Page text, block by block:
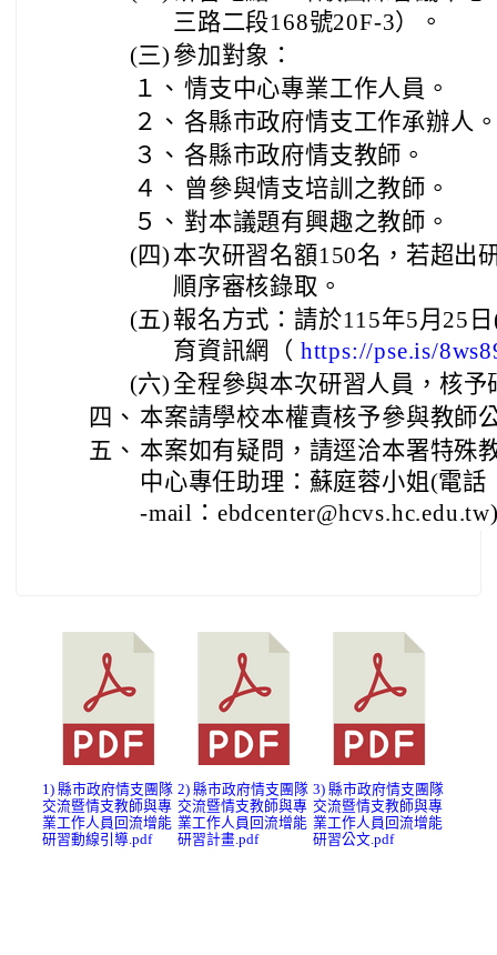
三路二段168號20F-3）。
(三) 參加對象：
１、 情支中心專業工作人員。
２、 各縣市政府情支工作承辦人
３、 各縣市政府情支教師。
４、 曾參與情支培訓之教師。
５、 對本議題有興趣之教師。
(四) 本次研習名額150名，若超出
順序審核錄取。
(五) 報名方式：請於115年5月25
育資訊網（ https://pse.is/
(六) 全程參與本次研習人員，核
四、 本案請學校本權責核予參與教師
五、 本案如有疑問，請逕洽本署特殊
中心專任助理：蘇庭蓉小姐(電話
-mail：
1) 縣市政府情支團隊
交流暨情支教師與專
業工作人員回流增能
研習動線引導.pdf
2) 縣市政府情支團隊
交流暨情支教師與專
業工作人員回流增能
研習計畫.pdf
3) 縣市政府情支團隊
交流暨情支教師與專
業工作人員回流增能
研習公文.pdf